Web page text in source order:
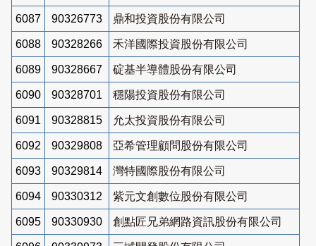
6087 90326773 鼎和投資股份有限公司
6088 90328266 禾洋國際投資股份有限公司
6089 90328667 碇基半導體股份有限公司
6090 90328701 穩陽投資股份有限公司
6091 90328815 允太投資股份有限公司
6092 90329808 亞希管理顧問股份有限公司
6093 90329814 灣特國際股份有限公司
6094 90330312 紫元文創數位股份有限公司
6095 90330930 創點匠兄弟網路資訊股份有限公司